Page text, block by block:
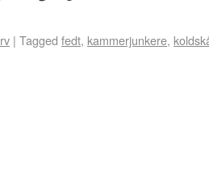
| Tagged fedt, kammerjunkere,